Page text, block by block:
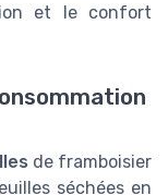
et le confort
de framboisier
séchées en